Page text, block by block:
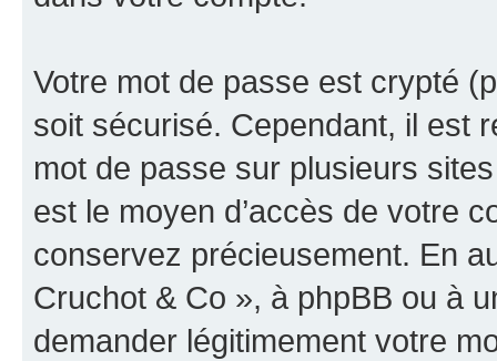
Votre mot de passe est crypté
soit sécurisé. Cependant, il est
mot de passe sur plusieurs
est le moyen d’accès de votre
conservez précieusement. En
Cruchot & Co », à phpBB ou à
demander légitimement votre